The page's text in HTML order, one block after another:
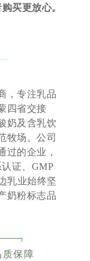
买更放心。
，专注乳品
四省交接
奶及含乳饮
牧场。公司
过的企业，
证、GMP
乳业始终坚
奶粉标志品
保障